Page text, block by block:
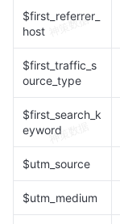
$first_referrer_
host
$first_traffic_s
ource_type
$first_search_k
eyword
$utm_source
$utm_medium